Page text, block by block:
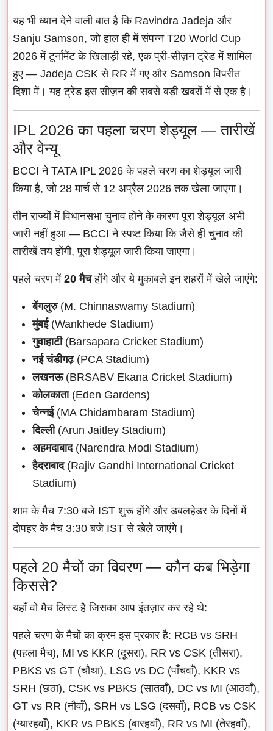
यह भी ध्यान देने वाली बात है कि Ravindra Jadeja और
Sanju Samson, जो हाल ही में संपन्न T20 World Cup
2026 में टूर्नामेंट के खिलाड़ी रहे, एक प्री-सीज़न ट्रेड में शामिल
हुए — Jadeja CSK से RR में गए और Samson विपरीत
दिशा में। यह ट्रेड इस सीज़न की सबसे बड़ी खबरों में से एक है।
IPL 2026 का पहला चरण शेड्यूल — तारीखें
और वेन्यू
BCCI ने TATA IPL 2026 के पहले चरण का शेड्यूल जारी
किया है, जो 28 मार्च से 12 अप्रैल 2026 तक खेला जाएगा।
तीन राज्यों में विधानसभा चुनाव होने के कारण पूरा शेड्यूल अभी
जारी नहीं हुआ — BCCI ने स्पष्ट किया कि जैसे ही चुनाव की
तारीखें तय होंगी, पूरा शेड्यूल जारी किया जाएगा।
पहले चरण में 20 मैचहोंगे और ये मुकाबले इन शहरों में खेले जाएंगे:
बेंगलुरु(M. Chinnaswamy Stadium)
मुंबई(Wankhede Stadium)
गुवाहाटी(Barsapara Cricket Stadium)
नई चंडीगढ़(PCA Stadium)
लखनऊ(BRSABV Ekana Cricket Stadium)
कोलकाता(Eden Gardens)
चेन्नई(MA Chidambaram Stadium)
दिल्ली(Arun Jaitley Stadium)
अहमदाबाद(Narendra Modi Stadium)
हैदराबाद(Rajiv Gandhi International Cricket
Stadium)
शाम के मैच 7:30 बजे IST शुरू होंगे और डबलहेडर के दिनों में
दोपहर के मैच 3:30 बजे IST से खेले जाएंगे।
पहले 20 मैचों का विवरण — कौन कब भिड़ेगा
किससे?
यहाँ वो मैच लिस्ट है जिसका आप इंतज़ार कर रहे थे:
पहले चरण के मैचों का क्रम इस प्रकार है: RCB vs SRH
(पहला मैच), MI vs KKR (दूसरा), RR vs CSK (तीसरा),
PBKS vs GT (चौथा), LSG vs DC (पाँचवाँ), KKR vs
SRH (छठा), CSK vs PBKS (सातवाँ), DC vs MI (आठवाँ),
GT vs RR (नौवाँ), SRH vs LSG (दसवाँ), RCB vs CSK
(ग्यारहवाँ), KKR vs PBKS (बारहवाँ), RR vs MI (तेरहवाँ),